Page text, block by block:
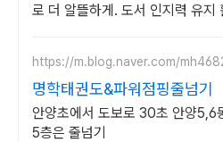
로 더 알뜰하게. 도서 인지력 유지
https://m.blog.naver.com/
명학태권도&파워점핑줄넘기
안양초에서 도보로 30초 안양5,6
5층은 줄넘기